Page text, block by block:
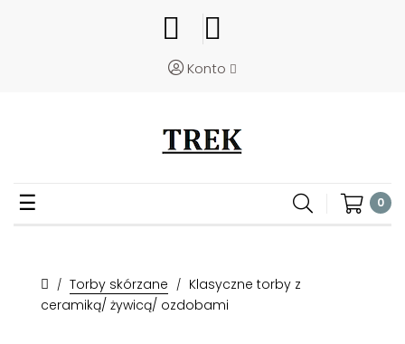
Konto
Toggle
☰ 0
Torby skórzane
Klasyczne torby z
ceramiką/ żywicą/ ozdobami